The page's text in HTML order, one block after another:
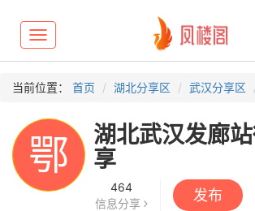
Toggle
navigation
当前位置： 首页 湖北分享区 武汉分享区
鄂
湖北武汉发廊
享
464
信息分享
发布